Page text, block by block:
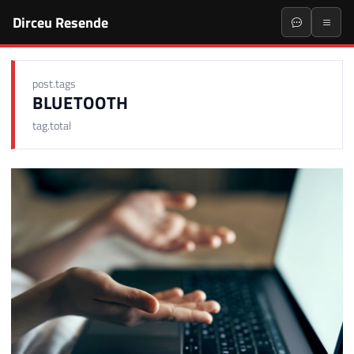
Dirceu Resende
post.tags
BLUETOOTH
tag.total